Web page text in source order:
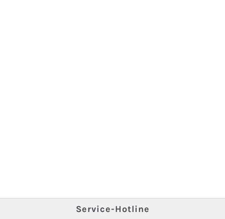
Service-Hotline